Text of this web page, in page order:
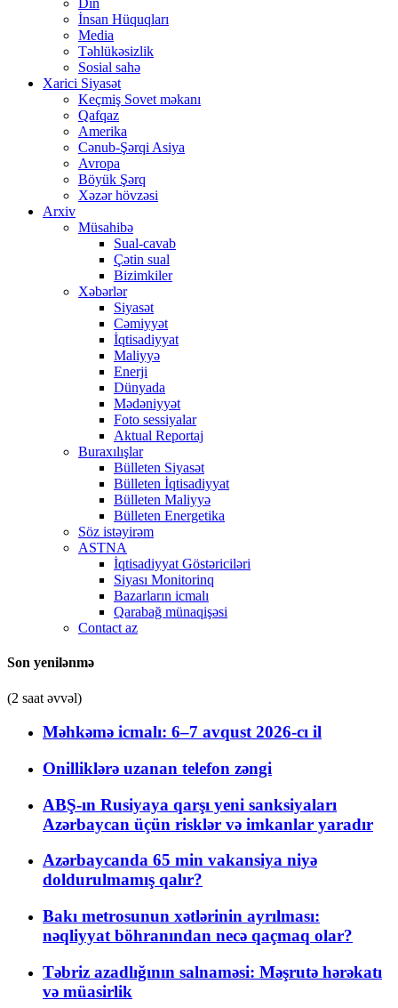
Din
İnsan Hüquqları
Media
Təhlükəsizlik
Sosial sahə
Xarici Siyasət
Keçmiş Sovet məkanı
Qafqaz
Amerika
Cənub-Şərqi Asiya
Avropa
Böyük Şərq
Xəzər hövzəsi
Arxiv
Müsahibə
Sual-cavab
Çətin sual
Bizimkiler
Xəbərlər
Siyasət
Cəmiyyət
İqtisadiyyat
Maliyyə
Enerji
Dünyada
Mədəniyyət
Foto sessiyalar
Aktual Reportaj
Buraxılışlar
Bülleten Siyasət
Bülleten İqtisadiyyat
Bülleten Maliyyə
Bülleten Energetika
Söz istəyirəm
ASTNA
İqtisadiyyat Göstəriciləri
Siyası Monitorinq
Bazarların icmalı
Qarabağ münaqişəsi
Contact az
Son yenilənmə
(2 saat əvvəl)
Məhkəmə icmalı: 6–7 avqust 2026-cı il
Onilliklərə uzanan telefon zəngi
ABŞ-ın Rusiyaya qarşı yeni sanksiyaları
Azərbaycan üçün risklər və imkanlar yaradır
Azərbaycanda 65 min vakansiya niyə
doldurulmamış qalır?
Bakı metrosunun xətlərinin ayrılması:
nəqliyyat böhranından necə qaçmaq olar?
Təbriz azadlığının salnaməsi: Məşrutə hərəkatı
və müasirlik